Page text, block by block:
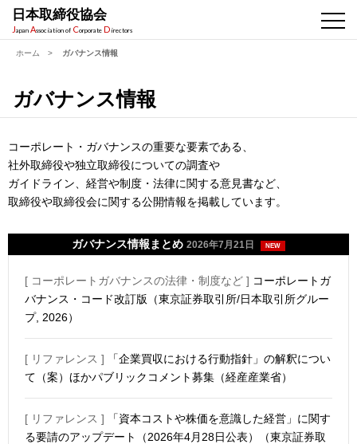
日本取締役協会
Japan Association of Corporate D irectors
ホーム > ガバナンス情報
ガバナンス情報
コーポレート・ガバナンスの重要な要素である、
社外取締役や独立取締役についての調査や
ガイドライン、経営や制度・法律に関する意見書など、
取締役や取締役会に関する公開情報を掲載しています。
ガバナンス情報まとめ 2026年7月21日 NEW
[ コーポレートガバナンスの法律・制度など ] コーポレートガ
バナンス・コード改訂版（東京証券取引所/日本取引所グルー
プ, 2026）
[ リファレンス ] 「企業買収における行動指針」の解釈につい
て（案）ほかパブリックコメント募集（経産産業省）
[ リファレンス ] 「資本コストや株価を意識した経営」に関す
る要請のアップデート（2026年4月28日公表）（東京証券取